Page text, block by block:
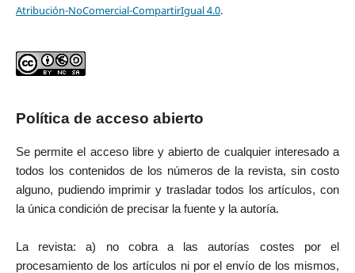
Atribución-NoComercial-CompartirIgual 4.0.
Política de acceso abierto
Se permite el acceso libre y abierto de cualquier interesado a
todos los contenidos de los números de la revista, sin costo
alguno, pudiendo imprimir y trasladar todos los artículos, con
la única condición de precisar la fuente y la autoría.
La revista: a) no cobra a las autorías costes por el
procesamiento de los artículos ni por el envío de los mismos,